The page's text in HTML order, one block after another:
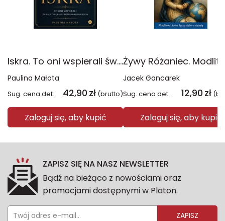
Iskra. To oni wspierali św. Faustynę i kult Bożego miłosierdzia
Paulina Małota
Sug. cena det. 42,90 zł (brutto)
Zaloguj się, aby kupić
Jacek Gancarek
Sug. cena det. 12,90 zł
Zaloguj się, aby kupić
ZAPISZ SIĘ NA NASZ NEWSLETTER
Bądź na bieżąco z nowościami oraz
promocjami dostępnymi w Platon.
ZAPISZ